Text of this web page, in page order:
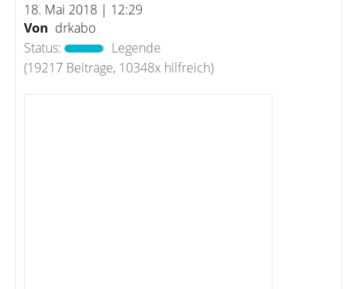
18. Mai 2018 | 12:29
Von drkabo
Status:
Legende
(19217 Beiträge, 10348x hilfreich)